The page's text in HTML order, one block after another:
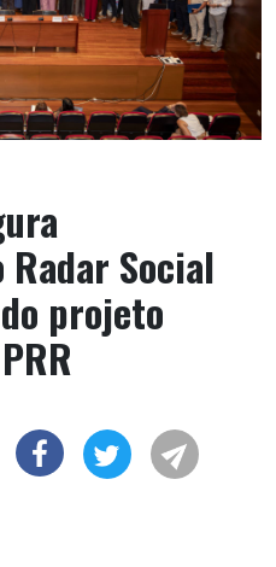
Social
projeto